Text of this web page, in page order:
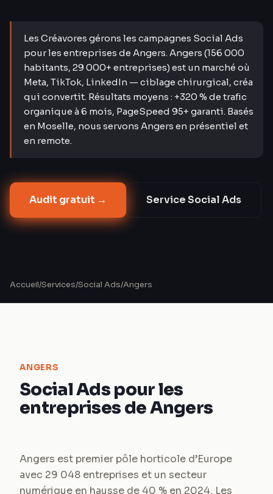
Les Créavores gérons les campagnes Social Ads
pour les entreprises de Angers. Angers (156 000
habitants, 29 000+ entreprises) est un marché où
Meta, TikTok, LinkedIn — ciblage chirurgical, créa
qui convertit. Résultats moyens : +320 % de trafic
organique à 6 mois, PageSpeed 95+ garanti. Basés
en Moselle, nous servons Angers en présentiel et
en remote.
Audit gratuit → ServiceSocial Ads
Accueil/Services/Social Ads/Angers
ANGERS
Social Ads pour les
entreprises de Angers
Angers est premier pôle horticole d’Europe
avec 29 048 entreprises et un secteur
numérique en hausse de 40 % en 2024. Les